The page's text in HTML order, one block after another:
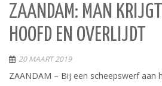
ZAANDAM: MAN
HOOFD EN OVERLIJDT
20 MAART 2019
ZAANDAM – Bij een scheepswerf aan